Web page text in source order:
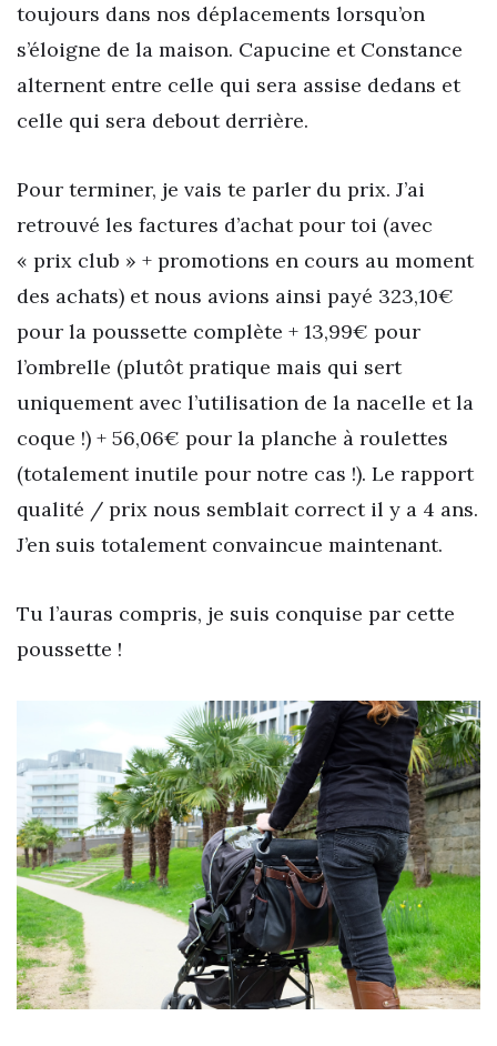
toujours dans nos déplacements lorsqu’on
s’éloigne de la maison. Capucine et Constance
alternent entre celle qui sera assise dedans et
celle qui sera debout derrière.
Pour terminer, je vais te parler du prix. J’ai
retrouvé les factures d’achat pour toi (avec
« prix club » + promotions en cours au moment
des achats) et nous avions ainsi payé 323,10€
pour la poussette complète + 13,99€ pour
l’ombrelle (plutôt pratique mais qui sert
uniquement avec l’utilisation de la nacelle et la
coque !) + 56,06€ pour la planche à roulettes
(totalement inutile pour notre cas !). Le rapport
qualité / prix nous semblait correct il y a 4 ans.
J’en suis totalement convaincue maintenant.
Tu l’auras compris, je suis conquise par cette
poussette !